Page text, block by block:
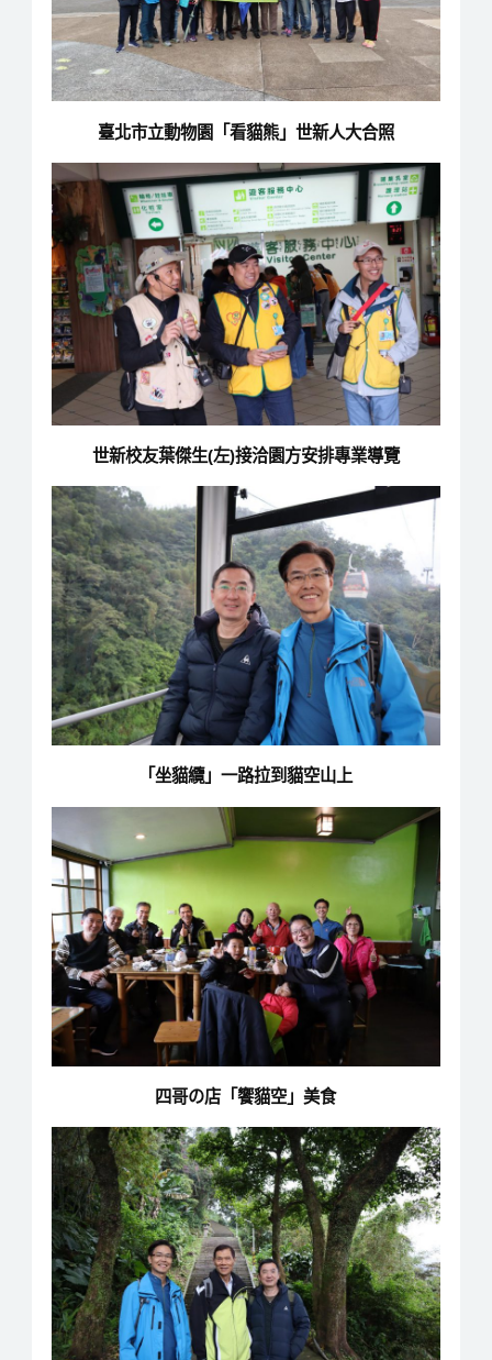
臺北市立動物園「看貓熊」世新人大合照
世新校友葉傑生(左)接洽園方安排專業導覽
「坐貓纜」一路拉到貓空山上
四哥の店「饗貓空」美食